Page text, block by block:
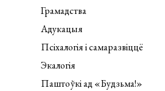
Грамадства
Адукацыя
Псіхалогія і самаразвіццё
Экалогія
Паштоўкі ад «Будзьма!»